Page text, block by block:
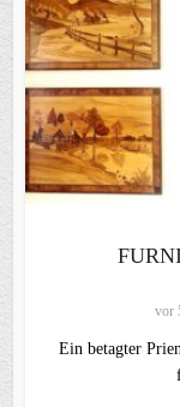
vor
Ein betagter